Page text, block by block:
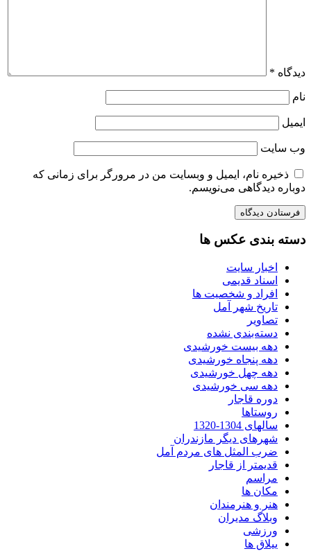
دیدگاه *
نام
ایمیل
وب‌ سایت
ذخیره نام، ایمیل و وبسایت من در مرورگر برای زمانی که
دوباره دیدگاهی می‌نویسم.
دسته بندی عکس ها
اخبار سایت
اسناد قدیمی
افراد و شخصیت ها
تاریخ شهر آمل
تصاویر
دسته‌بندی نشده
دهه بیست خورشیدی
دهه پنجاه خورشیدی
دهه چهل خورشیدی
دهه سی خورشیدی
دوره قاجار
روستاها
سالهای 1304-1320
شهرهای دیگر مازندران
ضرب المثل های مردم آمل
قدیمتر از قاجار
مراسم
مکان ها
هنر و هنرمندان
وبلاگ مدیران
ورزشی
ییلاق ها